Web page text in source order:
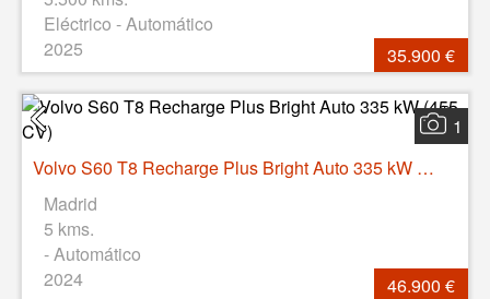
Eléctrico - Automático
2025
35.900 €
1
Volvo S60 T8 Recharge Plus Bright Auto 335 kW (455 CV)
Madrid
5 kms.
- Automático
2024
46.900 €